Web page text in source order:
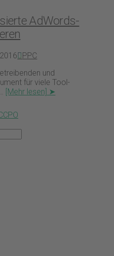
AdWords-
PPC
und
für viele Tool-
[Mehr lesen] ➤
CPO